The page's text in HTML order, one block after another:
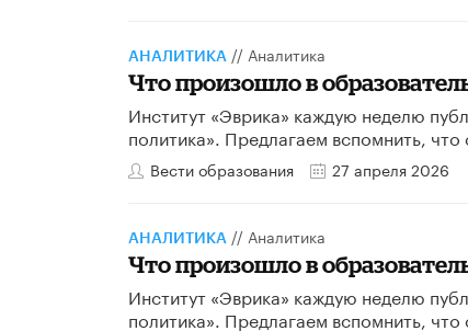
АНАЛИТИКА // Аналитика
Что произошло в
Институт «Эврика» каждую неделю
политика». Предлагаем вспомнить,
Вести образования 27 апреля 2026
АНАЛИТИКА // Аналитика
Что произошло в
Институт «Эврика» каждую неделю
политика». Предлагаем вспомнить,